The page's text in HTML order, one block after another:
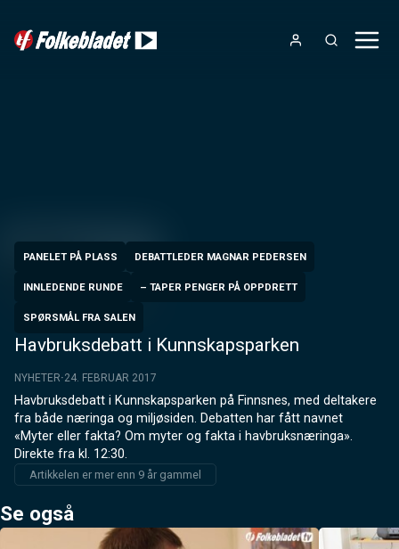
PANELET PÅ PLASS DEBATTLEDER MAGNAR PEDERSEN
INNLEDENDE RUNDE – TAPER PENGER PÅ OPPDRETT
SPØRSMÅL FRA SALEN
Havbruksdebatt i Kunnskapsparken
NYHETER 24. FEBRUAR 2017
Havbruksdebatt i Kunnskapsparken på Finnsnes, med deltakere
fra både næringa og miljøsiden. Debatten har fått navnet
«Myter eller fakta? Om myter og fakta i havbruksnæringa».
Direkte fra kl. 12:30.
Artikkelen er mer enn 9 år gammel
Se også